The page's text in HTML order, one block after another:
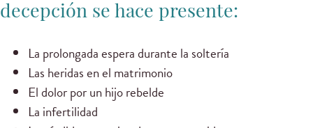
decepción se hace presente:
La prolongada espera durante la soltería
Las heridas en el matrimonio
El dolor por un hijo rebelde
La infertilidad